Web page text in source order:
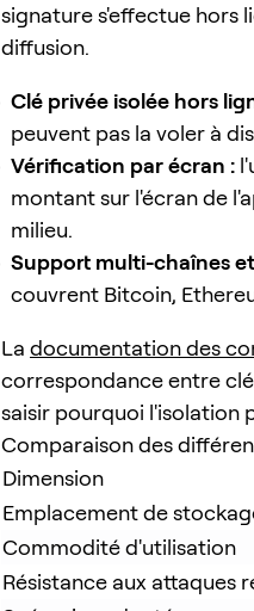
signature s'effectue hors
diffusion.
Clé privée isolée hors
peuvent pas la voler à
Vérification par écran :
montant sur l'écran de
milieu.
Support multi-chaînes
couvrent Bitcoin,
La documentation des
correspondance entre
saisir pourquoi l'isolation
Comparaison des
Dimension
Emplacement de
Commodité d'utilisation
Résistance aux attaques